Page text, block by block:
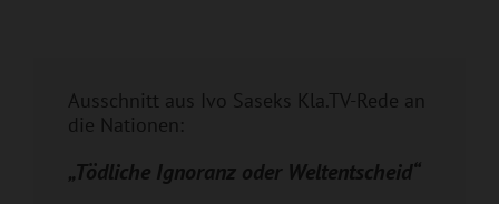
Ausschnitt aus Ivo Saseks Kla.TV-Rede an
die Nationen:
„Tödliche Ignoranz oder Weltentscheid“